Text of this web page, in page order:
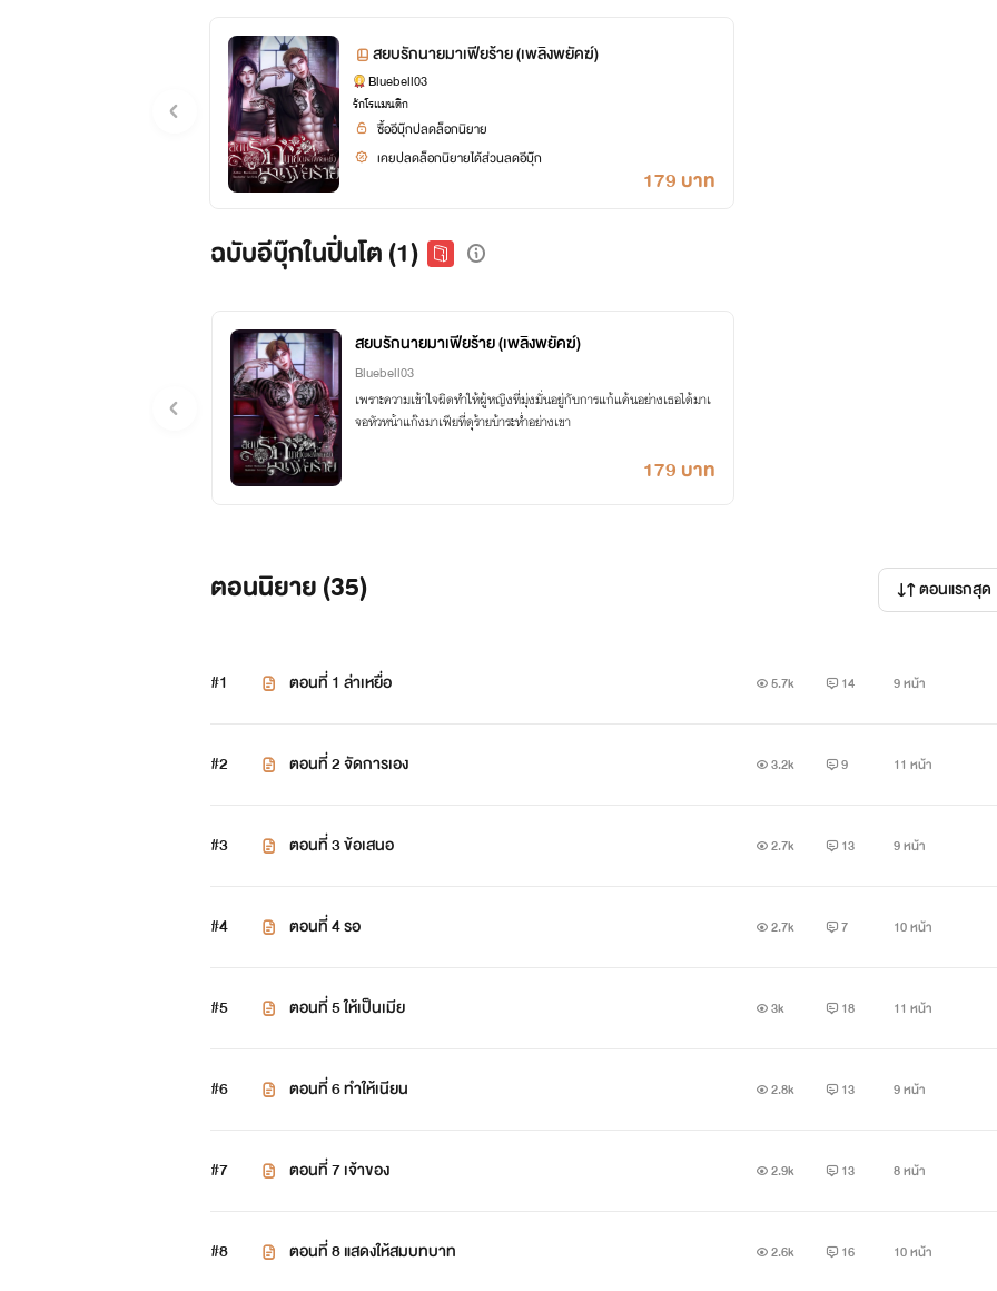
สยบรักนายมาเฟียร้าย (เพลิงพยัคฆ์)
Bluebell03
รักโรแมนติก
ซื้ออีบุ๊กปลดล็อกนิยาย
เคยปลดล็อกนิยายได้ส่วนลดอีบุ๊ก
179 บาท
ฉบับอีบุ๊กในปิ่นโต (1)
สยบรักนายมาเฟียร้าย (เพลิงพยัคฆ์)
Bluebell03
เพราะความเข้าใจผิดทำให้ผู้หญิงที่มุ่งมั่นอยู่กับการแก้แค้นอย่างเธอได้มาเ
จอหัวหน้าแก๊งมาเฟียที่ดุร้ายบ้าระห่ำอย่างเขา
179 บาท
ตอนนิยาย (35) ตอนแรกสุด
#1 ตอนที่ 1 ล่าเหยื่อ 5.7k 14 9 หน้า
#2 ตอนที่ 2 จัดการเอง 3.2k 9 11 หน้า
#3 ตอนที่ 3 ข้อเสนอ 2.7k 13 9 หน้า
#4 ตอนที่ 4 รอ 2.7k 7 10 หน้า
#5 ตอนที่ 5 ให้เป็นเมีย 3k 18 11 หน้า
#6 ตอนที่ 6 ทำให้เนียน 2.8k 13 9 หน้า
#7 ตอนที่ 7 เจ้าของ 2.9k 13 8 หน้า
#8 ตอนที่ 8 แสดงให้สมบทบาท 2.6k 16 10 หน้า